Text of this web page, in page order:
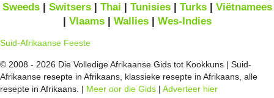
Sweeds| Switsers| Thai | Tunisies| Turks| Viëtnamees
| Vlaams| Wallies| Wes-Indies
Suid-Afrikaanse Feeste
© 2008 - 2026 Die Volledige Afrikaanse Gids tot Kookkuns | Suid-
Afrikaanse resepte in Afrikaans, klassieke resepte in Afrikaans, alle
resepte in Afrikaans. | Meer oor die Gids | Adverteer hier